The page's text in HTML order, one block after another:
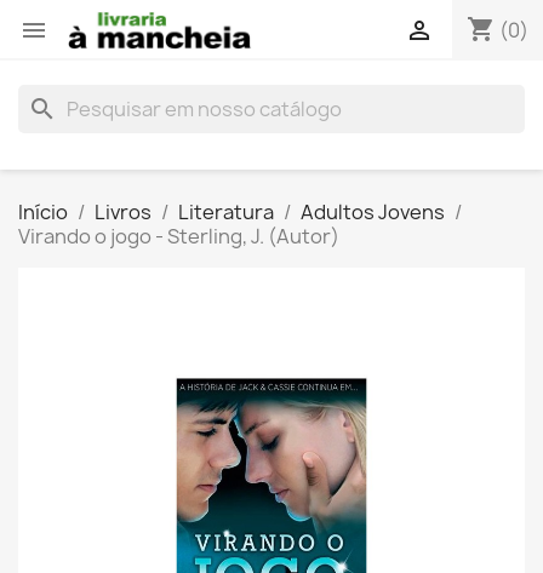
 shopping_cart (0)

search
Início Livros Literatura
Adultos Jovens
Virando o jogo - Sterling, J. (Autor)